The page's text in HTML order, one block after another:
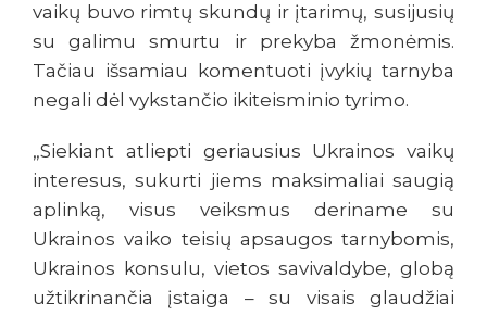
vaikų buvo rimtų skundų ir įtarimų, susijusių
su galimu smurtu ir prekyba žmonėmis.
Tačiau išsamiau komentuoti įvykių tarnyba
negali dėl vykstančio ikiteisminio tyrimo.
„Siekiant atliepti geriausius Ukrainos vaikų
interesus, sukurti jiems maksimaliai saugią
aplinką, visus veiksmus deriname su
Ukrainos vaiko teisių apsaugos tarnybomis,
Ukrainos konsulu, vietos savivaldybe, globą
užtikrinančia įstaiga – su visais glaudžiai